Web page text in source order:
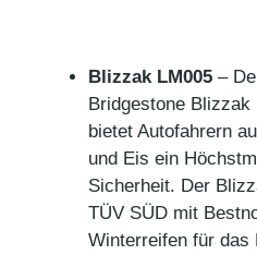
Blizzak LM005 –
Bridgestone
bietet Autofahrern
und Eis ein
Sicherheit. Der
TÜV SÜD mit
Winterreifen für das